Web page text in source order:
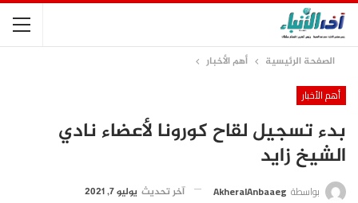
الصفحة الرئيسية أهم الأخبار
أهم الأخبار
بدء تسجيل لقاح كورونا لأعضاء نادي
الشيخ زايد
بواسطة AkheralAnbaaeg آخر تحديث يوليو 7, 2021